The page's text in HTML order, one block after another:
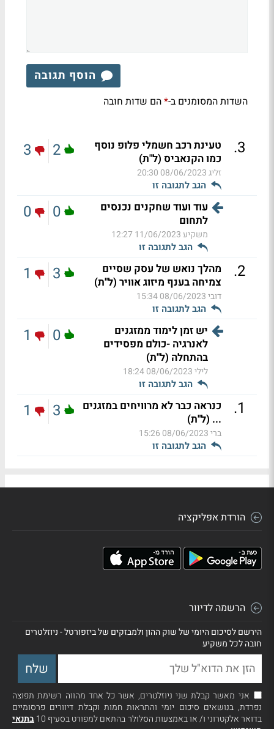
הוסף תגובה
השדות המסומנים ב-*הם שדות חובה
3
.
טעינת רכב חשמלי פלופ נוסף
כמו הקנאביס (ל"ת)
זליג08/06/2023 20:30
הגב לתגובה זו
2
3
עוד ועוד שחקנים נכנסים
לתחום
משקיע11/06/2023 12:27
הגב לתגובה זו
0
0
2
.
מהלך נואש של עסק שסיים
צמיחה בענף מיזוג אוויר (ל"ת)
דובי08/06/2023 15:34
הגב לתגובה זו
3
1
יש זמן לימוד ממזגנים
לאנרגיה -כולם מפסידים
בהתחלה (ל"ת)
לילי08/06/2023 18:24
הגב לתגובה זו
0
1
1
.
כנראה כבר לא מרוויחים במזגנים
... (ל"ת)
ברי08/06/2023 15:26
הגב לתגובה זו
3
1
הורדת אפליקציה
הרשמה לדיוור
הירשם לסיכום היומי של שוק ההון ולמבזקים של ביזפורטל - ניוזלטרים
חובה לכל משקיע
אני מאשר קבלת שני ניוזלטרים, אשר כל אחד מהווה רשימת תפוצה
נפרדת, בנושאים סיכום יומי והתראות חמות וקבלת דיוורים פרסומיים
בדואר אלקטרוני ו/ או באמצעות הסלולר בהתאם למפורט בסעיף 10
בתנאי